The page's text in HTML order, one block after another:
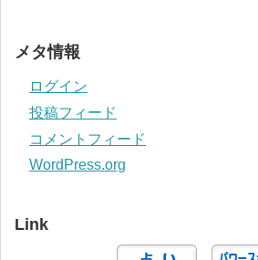
メタ情報
ログイン
投稿フィード
コメントフィード
WordPress.org
Link